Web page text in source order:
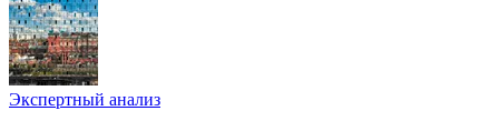
Экспертный анализ